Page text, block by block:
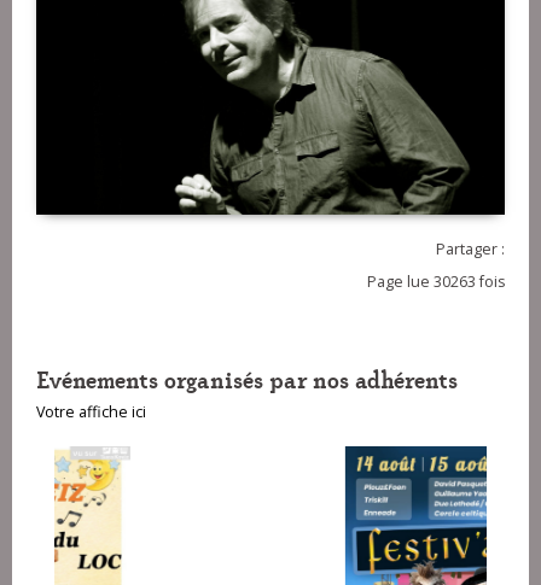
Partager :
Page lue 30263 fois
Evénements organisés par nos adhérents
Votre affiche ici